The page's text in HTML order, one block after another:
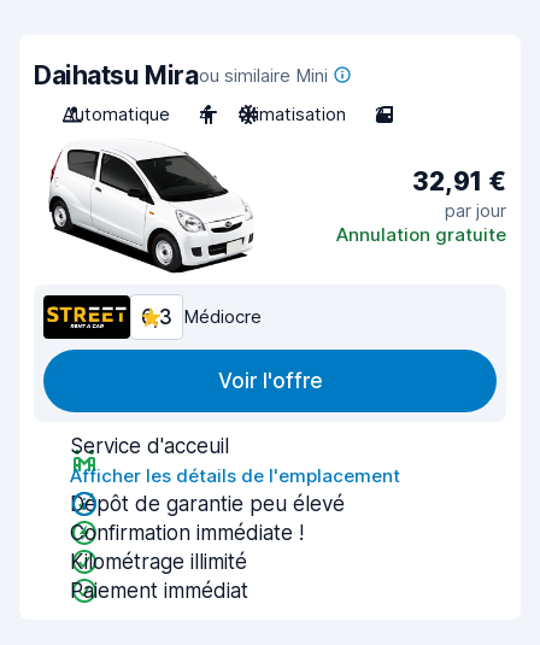
Daihatsu Miraou similaire Mini
Automatique
4 Climatisation 2
32,91 €
par jour
Annulation gratuite
6,3 Médiocre
Voir l'offre
Service d'acceuil
Afficher les détails de l'emplacement
Dépôt de garantie peu élevé
Confirmation immédiate !
Kilométrage illimité
Paiement immédiat